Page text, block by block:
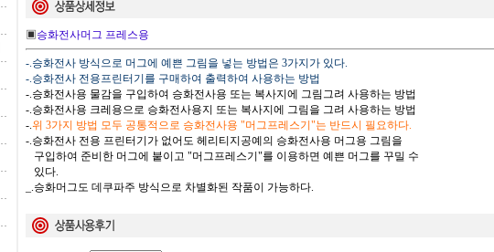
▣ 승화전사머그 프레스용
-.승화전사 방식으로 머그에 예쁜 그림을 넣는 방법은 3가지가 있다.
-.승화전사 전용프린터기를 구매하여 출력하여 사용하는 방법
-.승화전사용 물감을 구입하여 승화전사용 또는 복사지에 그림그려 사용하는 방법
-.승화전사용 크레용으로 승화전사용지 또는 복사지에 그림을 그려 사용하는 방법
-.위 3가지 방법 모두 공통적으로 승화전사용 "머그프레스기"는 반드시 필요하다.
-.승화전사 전용 프린터기가 없어도 헤리티지공예의 승화전사용 머그용 그림을
구입하여 준비한 머그에 붙이고 "머그프레스기"를 이용하면 예쁜 머그를 꾸밀 수
있다.
_.승화머그도 데쿠파주 방식으로 차별화된 작품이 가능하다.